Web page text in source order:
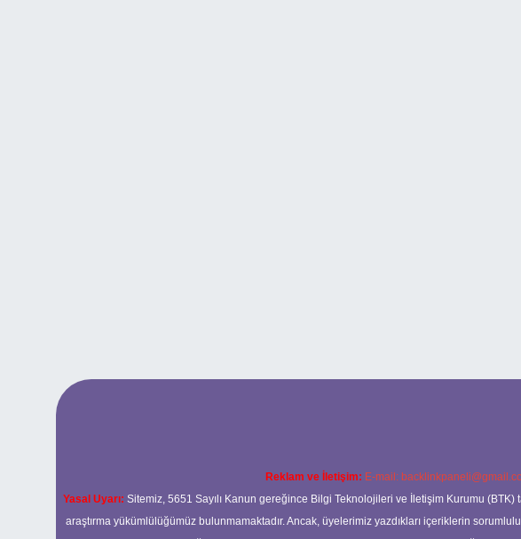
Reklam ve İletişim: E-mail:
Yasal Uyarı: Sitemiz, 5651 Sayılı Kanun gereğince Bilgi Teknolojileri ve İletişim Kurumu
araştırma yükümlülüğümüz bulunmamaktadır. Ancak, üyelerimiz yazdıkları içeriklerin